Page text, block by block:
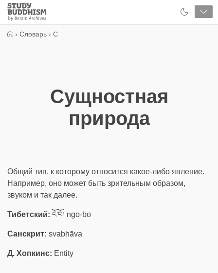
Close
Study
Buddhism
› Словарь › С
Сущностная
природа
Общий тип, к которому относится какое-либо явление.
Например, оно может быть зрительным образом,
звуком и так далее.
Тибетский: ངོ་བོ། ngo-bo
Санскрит: svabhāva
Д. Хопкинс: Entity